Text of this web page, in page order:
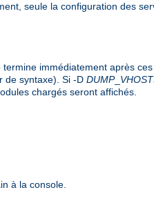
seule la configuration des
immédiatement après
de syntaxe). Si -D DUMP_
chargés seront affichés.
à la console.